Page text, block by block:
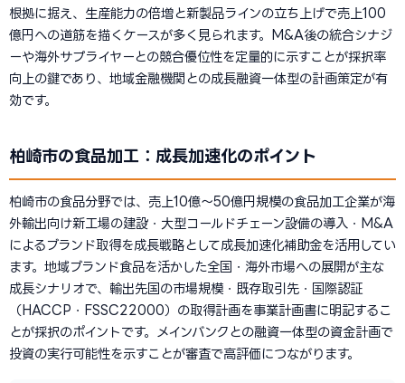
根拠に据え、生産能力の倍増と新製品ラインの立ち上げで売上100
億円への道筋を描くケースが多く見られます。M&A後の統合シナジ
ーや海外サプライヤーとの競合優位性を定量的に示すことが採択率
向上の鍵であり、地域金融機関との成長融資一体型の計画策定が有
効です。
柏崎市の食品加工：成長加速化のポイント
柏崎市の食品分野では、売上10億〜50億円規模の食品加工企業が海
外輸出向け新工場の建設・大型コールドチェーン設備の導入・M&A
によるブランド取得を成長戦略として成長加速化補助金を活用してい
ます。地域ブランド食品を活かした全国・海外市場への展開が主な
成長シナリオで、輸出先国の市場規模・既存取引先・国際認証
（HACCP・FSSC22000）の取得計画を事業計画書に明記するこ
とが採択のポイントです。メインバンクとの融資一体型の資金計画で
投資の実行可能性を示すことが審査で高評価につながります。